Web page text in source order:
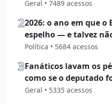
Geral • 7489 acessos
22026: o ano em que
espelho — e talvez
Política • 5684 acessos
3Fanáticos lavam os
como se o deputado
Geral • 5335 acessos